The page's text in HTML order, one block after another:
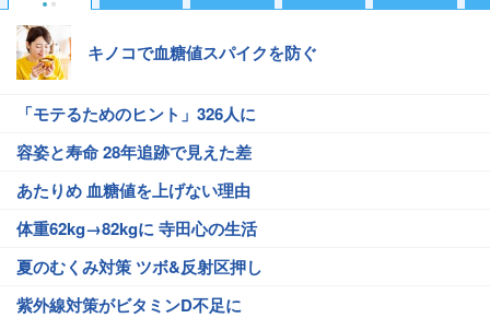
キノコで血糖値スパイクを防ぐ
「モテるためのヒント」326人に
容姿と寿命 28年追跡で見えた差
あたりめ 血糖値を上げない理由
体重62kg→82kgに 寺田心の生活
夏のむくみ対策 ツボ&反射区押し
紫外線対策がビタミンD不足に